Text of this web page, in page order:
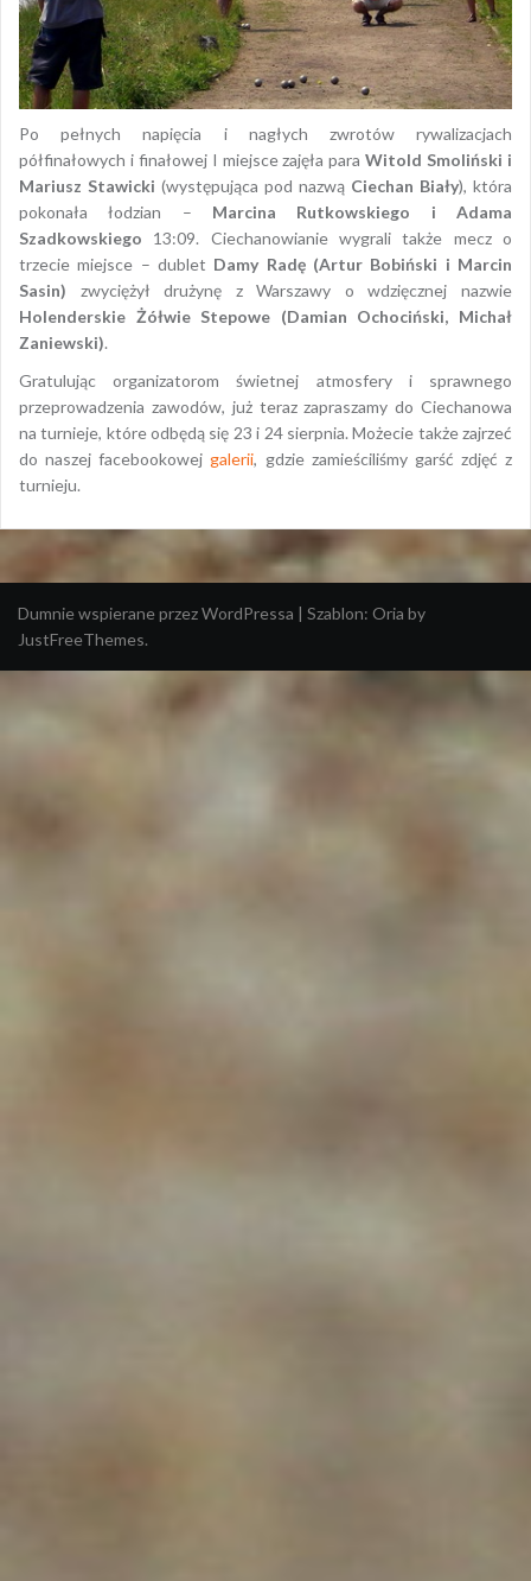
Po pełnych napięcia i nagłych zwrotów rywalizacjach
półfinałowych i finałowej I miejsce zajęła para Witold Smoliński i
Mariusz Stawicki (występująca pod nazwą Ciechan Biały), która
pokonała łodzian – Marcina Rutkowskiego i Adama
Szadkowskiego 13:09. Ciechanowianie wygrali także mecz o
trzecie miejsce – dublet Damy Radę (Artur Bobiński i Marcin
Sasin) zwyciężył drużynę z Warszawy o wdzięcznej nazwie
Holenderskie Żółwie Stepowe (Damian Ochociński, Michał
Zaniewski).
Gratulując organizatorom świetnej atmosfery i sprawnego
przeprowadzenia zawodów, już teraz zapraszamy do Ciechanowa
na turnieje, które odbędą się 23 i 24 sierpnia. Możecie także zajrzeć
do naszej facebookowejgalerii, gdzie zamieściliśmy garść zdjęć z
turnieju.
Dumnie wspierane przez WordPressa | Szablon: Oria by
JustFreeThemes.